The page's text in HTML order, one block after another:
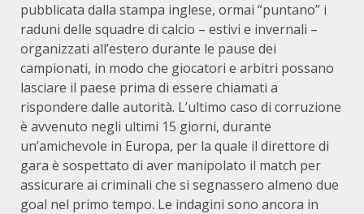
pubblicata dalla stampa inglese, ormai “puntano” i
raduni delle squadre di calcio – estivi e invernali –
organizzati all’estero durante le pause dei
campionati, in modo che giocatori e arbitri possano
lasciare il paese prima di essere chiamati a
rispondere dalle autorità. L’ultimo caso di corruzione
è avvenuto negli ultimi 15 giorni, durante
un’amichevole in Europa, per la quale il direttore di
gara è sospettato di aver manipolato il match per
assicurare ai criminali che si segnassero almeno due
goal nel primo tempo. Le indagini sono ancora in